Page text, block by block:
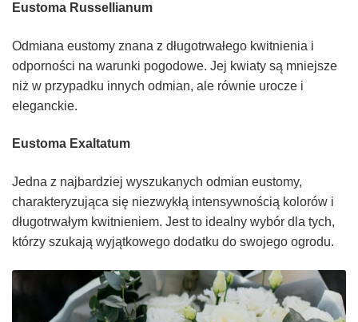
Eustoma Russellianum
Odmiana eustomy znana z długotrwałego kwitnienia i
odporności na warunki pogodowe. Jej kwiaty są mniejsze
niż w przypadku innych odmian, ale równie urocze i
eleganckie.
Eustoma Exaltatum
Jedna z najbardziej wyszukanych odmian eustomy,
charakteryzująca się niezwykłą intensywnością kolorów i
długotrwałym kwitnieniem. Jest to idealny wybór dla tych,
którzy szukają wyjątkowego dodatku do swojego ogrodu.